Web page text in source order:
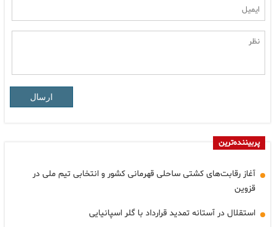
ارسال
پربیننده‌ترین
آغاز رقابت‌های کشتی ساحلی قهرمانی کشور و انتخابی تیم ملی در
قزوین
استقلال در آستانه تمدید قرارداد با گلر اسپانیایی